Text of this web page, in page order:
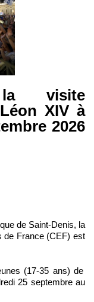
visite
XIV à
2026
de Saint-Denis, la
de France (CEF) est
(17-35 ans) de
25 septembre au